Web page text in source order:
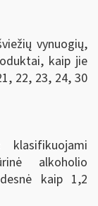
vynuogių,
kaip jie
22, 23, 24, 30
alkoholio
kaip 1,2